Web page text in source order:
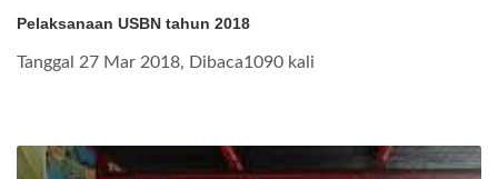
Pelaksanaan USBN tahun 2018
Tanggal 27 Mar 2018, Dibaca1090 kali